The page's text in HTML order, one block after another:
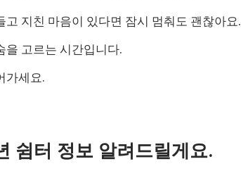
고 지친 마음이 있다면 잠시 멈춰도 괜찮아요.
을 고르는 시간입니다.
가세요.
쉼터 정보 알려드릴게요.